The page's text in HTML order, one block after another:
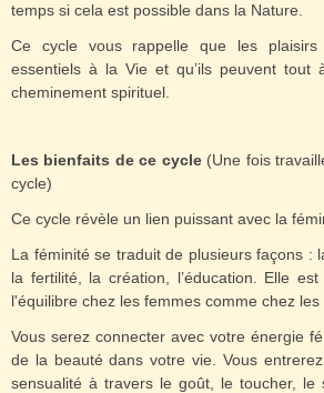
temps si cela est possible dans la Nature.
Ce cycle vous rappelle que les
essentiels à la Vie et qu’ils peuvent tout
cheminement spirituel.
Les bienfaits de ce cycle(Une fois
cycle)
Ce cycle révèle un lien puissant avec la
La féminité se traduit de plusieurs façons :
la fertilité, la création, l’éducation. Elle
l'équilibre chez les femmes comme chez les
Vous serez connecter avec votre énergie
de la beauté dans votre vie. Vous
sensualité à travers le goût, le toucher, le